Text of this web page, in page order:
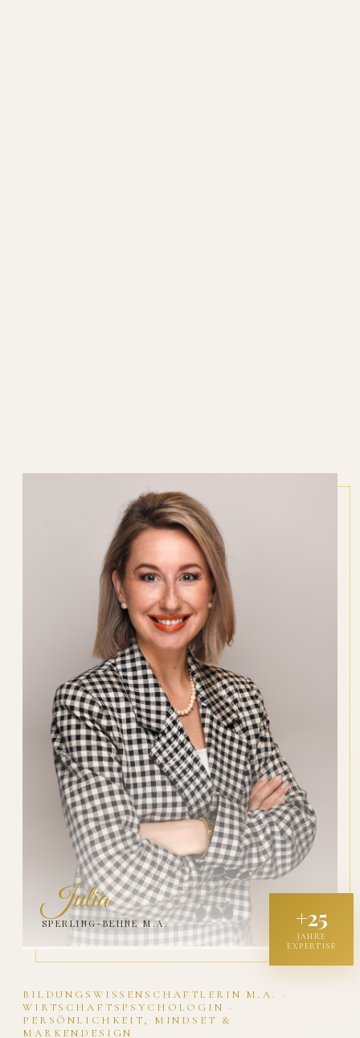
BILDUNGSWISSENSCHAFTLERIN M.A. ·
WIRTSCHAFTSPSYCHOLOGIN ·
PERSÖNLICHKEIT, MINDSET &
MARKENDESIGN
Julia
SPERLING-BEHNE M.A. +25
JAHRE
EXPERTISE